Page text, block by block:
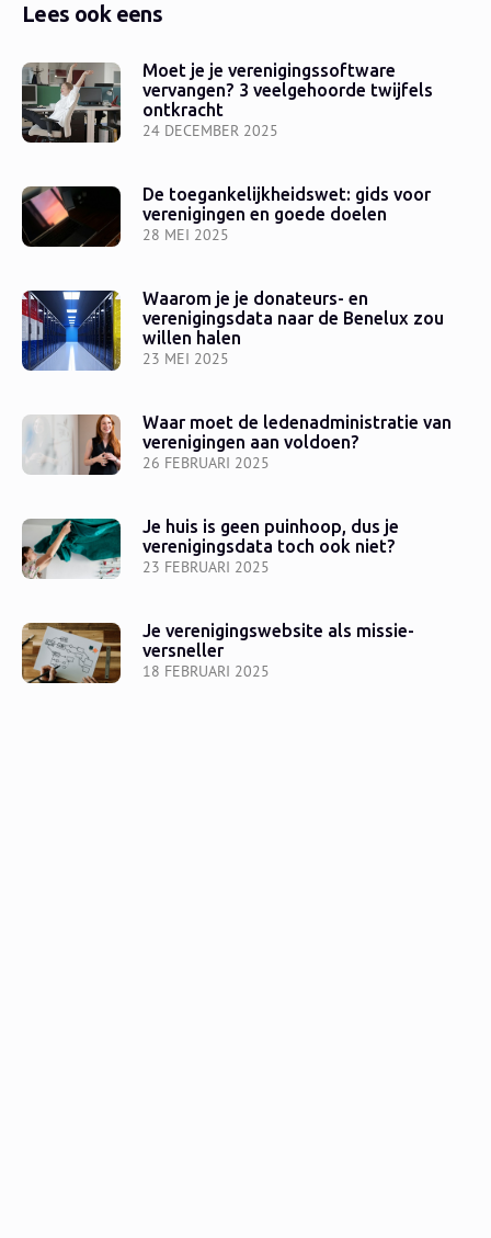
Lees ook eens
24 DECEMBER 2025
Moet je je verenigingssoftware
vervangen? 3 veelgehoorde twijfels
ontkracht
28 MEI 2025
De toegankelijkheidswet: gids voor
verenigingen en goede doelen
23 MEI 2025
Waarom je je donateurs- en
verenigingsdata naar de Benelux zou
willen halen
26 FEBRUARI 2025
Waar moet de ledenadministratie van
verenigingen aan voldoen?
23 FEBRUARI 2025
Je huis is geen puinhoop, dus je
verenigingsdata toch ook niet?
18 FEBRUARI 2025
Je verenigingswebsite als missie-
versneller